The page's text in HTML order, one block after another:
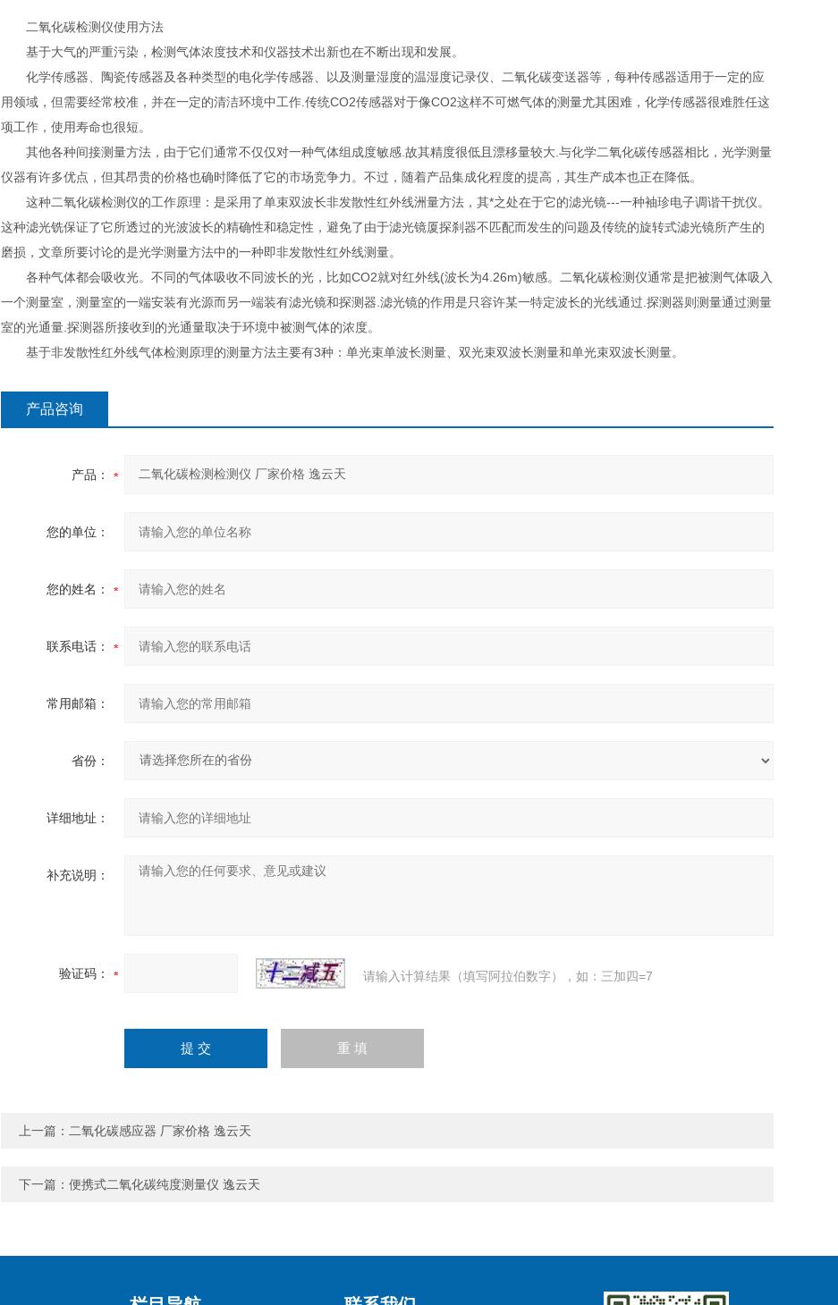
二氧化碳检测仪使用方法
基于大气的严重污染，检测气体浓度技术和仪器技术出新也在不断出现和发展。
化学传感器、陶瓷传感器及各种类型的电化学传感器、以及测量湿度的温湿度记录仪、二氧化碳变送器等，每种传感器适用于一定的应
用领域，但需要经常校准，并在一定的清洁环境中工作.传统CO2传感器对于像CO2这样不可燃气体的测量尤其困难，化学传感器很难胜任这
项工作，使用寿命也很短。
其他各种间接测量方法，由于它们通常不仅仅对一种气体组成度敏感.故其精度很低且漂移量较大.与化学二氧化碳传感器相比，光学测量
仪器有许多优点，但其昂贵的价格也确时降低了它的市场竞争力。不过，随着产品集成化程度的提高，其生产成本也正在降低。
这种二氧化碳检测仪的工作原理：是采用了单束双波长非发散性红外线洲量方法，其*之处在于它的滤光镜---一种袖珍电子调谐干扰仪。
这种滤光铣保证了它所透过的光波波长的精确性和稳定性，避免了由于滤光镜厦探刹器不匹配而发生的问题及传统的旋转式滤光镜所产生的
磨损，文章所要讨论的是光学测量方法中的一种即非发散性红外线测量。
各种气体都会吸收光。不同的气体吸收不同波长的光，比如CO2就对红外线(波长为4.26m)敏感。二氧化碳检测仪通常是把被测气体吸入
一个测量室，测量室的一端安装有光源而另一端装有滤光镜和探测器.滤光镜的作用是只容许某一特定波长的光线通过.探测器则测量通过测量
室的光通量.探测器所接收到的光通量取决于环境中被测气体的浓度。
基于非发散性红外线气体检测原理的测量方法主要有3种：单光束单波长测量、双光束双波长测量和单光束双波长测量。
产品咨询
产品：
您的单位：
您的姓名：
联系电话：
常用邮箱：
省份：
详细地址：
补充说明：
验证码： 请输入计算结果（填写阿拉伯数字），如：三加四=7
上一篇： 二氧化碳感应器 厂家价格 逸云天
下一篇： 便携式二氧化碳纯度测量仪 逸云天